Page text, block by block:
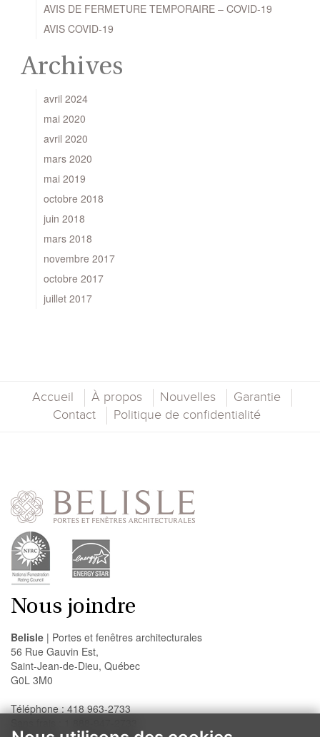
AVIS DE FERMETURE TEMPORAIRE – COVID-19
AVIS COVID-19
Archives
avril 2024
mai 2020
avril 2020
mars 2020
mai 2019
octobre 2018
juin 2018
mars 2018
novembre 2017
octobre 2017
juillet 2017
Accueil À propos Nouvelles
Garantie
Contact
Politique de confidentialité
Nous joindre
Belisle | Portes et fenêtres architecturales
56 Rue Gauvin Est,
Saint-Jean-de-Dieu, Québec
G0L 3M0
Téléphone : 418 963-2733